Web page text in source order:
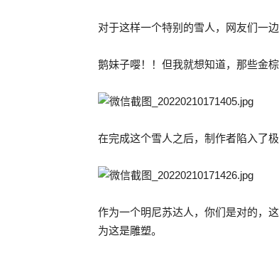
对于这样一个特别的雪人，网友们一
鹅妹子嘤！！但我就想知道，那些金棕
在完成这个雪人之后，制作者陷入了极
作为一个明尼苏达人，你们是对的，
为这是雕塑。